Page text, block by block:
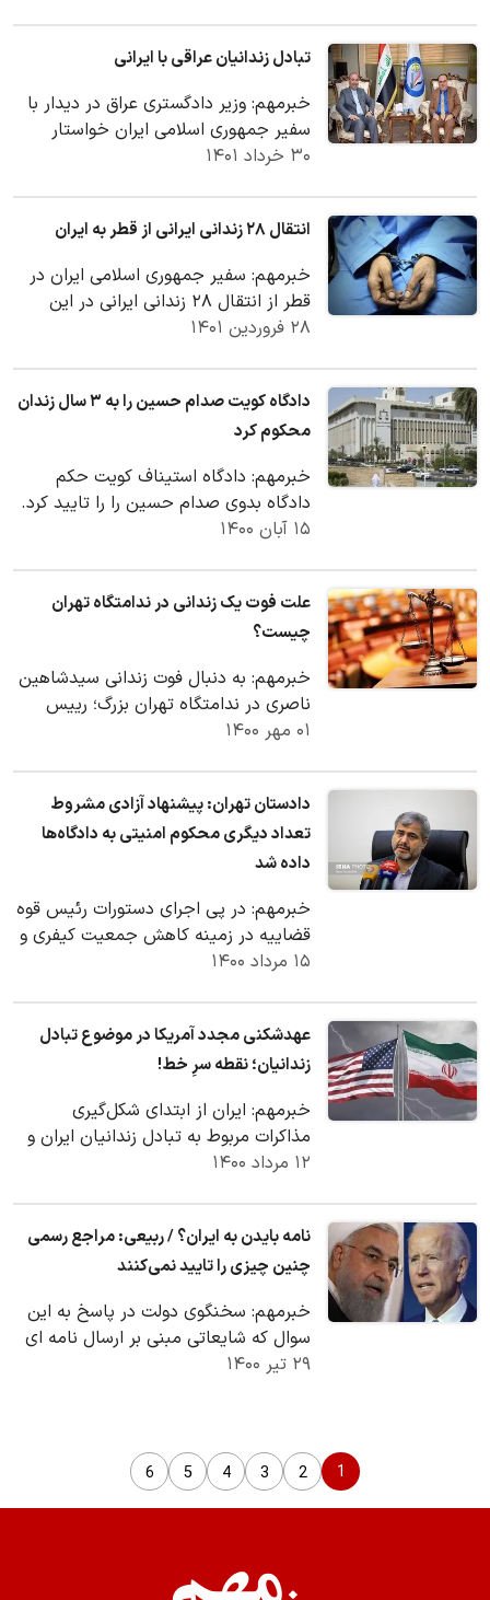
تبادل زندانیان عراقی با ایرانی
خبرمهم: وزیر دادگستری عراق در دیدار با
سفیر جمهوری اسلامی ایران خواستار
همکاری بین طرفین برای اجرای
۳۰ خرداد ۱۴۰۱
انتقال ۲۸ زندانی ایرانی از قطر به ایران
خبرمهم: سفیر جمهوری اسلامی ایران در
قطر از انتقال ۲۸ زندانی ایرانی در این
کشور پیرو سفر رئیس جمهور ایران به
۲۸ فروردین ۱۴۰۱
دادگاه کویت صدام حسین را به ۳ سال زندان
محکوم کرد
خبرمهم: دادگاه استیناف کویت حکم
دادگاه بدوی صدام حسین را را تایید کرد.
۱۵ آبان ۱۴۰۰
علت فوت یک زندانی در ندامتگاه تهران
چیست؟
خبرمهم: به دنبال فوت زندانی سیدشاهین
ناصری در ندامتگاه تهران بزرگ؛ رییس
سازمان زندانها، معاون سلامت، اصلاح و
۰۱ مهر ۱۴۰۰
دادستان تهران: پیشنهاد آزادی مشروط
تعداد دیگری محکوم امنیتی به دادگاه‌ها
داده شد
خبرمهم: در پی اجرای دستورات رئیس قوه
قضاییه در زمینه کاهش جمعیت کیفری و
تعیین تکلیف پرونده‌هایی که در آن متهم
۱۵ مرداد ۱۴۰۰
عهدشکنی مجدد آمریکا در موضوع تبادل
زندانیان؛ نقطه سرِ خط!
خبرمهم: ایران از ابتدای شکل‌گیری
مذاکرات مربوط به تبادل زندانیان ایران و
آمریکا اعلام کرد که این موضوع هیچ
۱۲ مرداد ۱۴۰۰
نامه بایدن به ایران؟ / ربیعی: مراجع رسمی
چنین چیزی را تایید نمی‌کنند
خبرمهم: سخنگوی دولت در پاسخ به این
سوال که شایعاتی مبنی بر ارسال نامه ای
توسط بایدن برای ایران مطرح شده آیا
۲۹ تیر ۱۴۰۰
1
2
3
4
5
6